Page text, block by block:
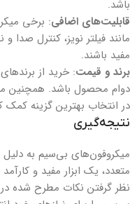
باشد.
قابلیت‌های اضافی: برخی
مانند فیلتر نویز، کنترل
مفید باشند.
برند و قیمت: خرید از
دوام محصول باشد. همچنین
در انتخاب بهترین گزینه کمک
نتیجه‌گیری
میکروفون‌های بی‌سیم به
متعدد، یک ابزار مفید و
نظر گرفتن نکات مطرح شده در